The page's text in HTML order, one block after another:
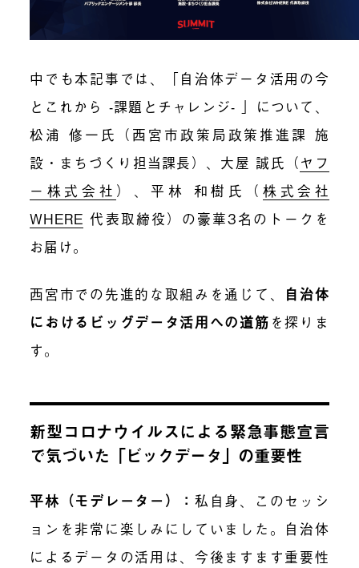
中でも本記事では、「自治体データ活用の今
とこれから -課題とチャレンジ- 」について、
松浦 修一氏（西宮市政策局政策推進課 施
設・まちづくり担当課長）、大屋 誠氏（ヤフ
ー株式会社 ）、平林 和樹氏（株式会社
WHERE 代表取締役）の豪華3名のトークを
お届け。
西宮市での先進的な取組みを通じて、
自治体
におけるビッグデータ活用への道筋 を探りま
す。
新型コロナウイルスによる緊急事態宣言
で気づいた「ビックデータ」の重要性
平林（モデレーター）：私自身、このセッシ
ョンを非常に楽しみにしていました。自治体
によるデータの活用は、今後ますます重要性